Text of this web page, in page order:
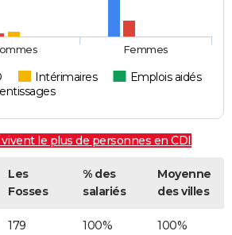
Intérimaires
Emplois aidés
Femmes
vivent le plus de personnes en CDI
Les
Fosses
% des
salariés
Moyenne
des villes
179 100% 100%